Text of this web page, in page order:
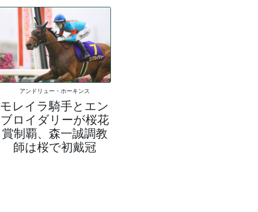
アンドリュー・ホーキンス
モレイラ騎手とエン
ブロイダリーが桜花
賞制覇、森一誠調教
師は桜で初戴冠